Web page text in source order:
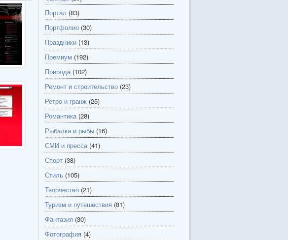
Портал (83)
Портфолио (30)
Праздники (13)
Премиум (192)
Природа(102)
Ремонт и строительство (23)
Ретро и гранж (25)
Романтика(28)
Рыбалка и рыбы (16)
СМИ и пресса(41)
Спорт (38)
Стиль (105)
Творчество (21)
Туризм и путешествия (81)
Фантазия (30)
Фотография (4)